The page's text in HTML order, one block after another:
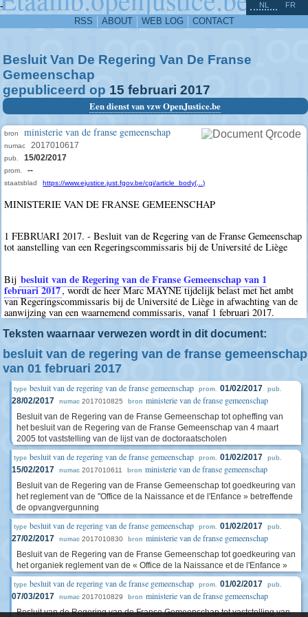
-
RSS ABOUT WEB LOG CONTACT
NL FR
Besluit Van De Regering Van De Franse
Gemeenschap
gepubliceerd op 15 februari 2017
Een dienst van vzw OpenJustice.be
bron ministerie van de franse gemeenschap
numac 2017010617
pub. 15/02/2017
prom. --
staatsblad https://www.ejustice.just.fgov.be/cgi/article_body(...)
MINISTERIE VAN DE FRANSE GEMEENSCHAP
1 FEBRUARI 2017. - Besluit van de Regering van de Franse Gemeenschap
tot aanstelling van een Regeringscommissaris bij de Université de Liège
Bij besluit van de Regering van de Franse Gemeenschap van 1
februari 2017, wordt de heer Marc MAYNE tijdelijk belast met het ambt
van Regeringscommissaris bij de Université de Liège in afwachting van de
aanwijzing van een waarnemend commissaris, vanaf 1 februari 2017.
Teksten waarnaar verwezen wordt in dit document:
besluit van de regering van de franse gemeenschap
van 01 februari 2017
type besluit van de regering van de franse gemeenschap prom. 01/02/2017 pub.
28/02/2017 numac 2017010825 bron ministerie van de franse gemeenschap
Besluit van de Regering van de Franse Gemeenschap tot opheffing van
het besluit van de Regering van de Franse Gemeenschap van 4 maart
2005 tot vaststelling van de lijst van de doctoraatscholen
type besluit van de regering van de franse gemeenschap prom. 01/02/2017 pub.
15/02/2017 numac 2017010611 bron ministerie van de franse gemeenschap
Besluit van de Regering van de Franse Gemeenschap tot goedkeuring van
het reglement van de "Office de la Naissance et de l'Enfance » betreffende
de opvangvergunning
type besluit van de regering van de franse gemeenschap prom. 01/02/2017 pub.
27/02/2017 numac 2017010830 bron ministerie van de franse gemeenschap
Besluit van de Regering van de Franse Gemeenschap tot goedkeuring van
het organiek reglement van de « Office de la Naissance et de l'Enfance »
type besluit van de regering van de franse gemeenschap prom. 01/02/2017 pub.
07/03/2017 numac 2017010829 bron ministerie van de franse gemeenschap
Besluit van de Regering van de Franse Gemeenschap tot vaststelling van
^